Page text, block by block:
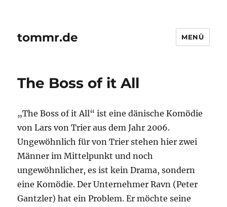
tommr.de MENÜ
The Boss of it All
„The Boss of it All“ ist eine dänische Komödie
von Lars von Trier aus dem Jahr 2006.
Ungewöhnlich für von Trier stehen hier zwei
Männer im Mittelpunkt und noch
ungewöhnlicher, es ist kein Drama, sondern
eine Komödie. Der Unternehmer Ravn (Peter
Gantzler) hat ein Problem. Er möchte seine